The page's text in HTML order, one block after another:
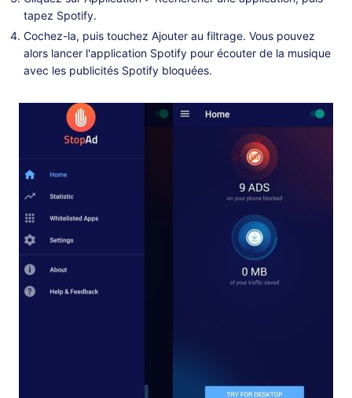
tapez Spotify.
Cochez-la, puis touchez Ajouter au filtrage. Vous pouvez
alors lancer l'application Spotify pour écouter de la musique
avec les publicités Spotify bloquées.